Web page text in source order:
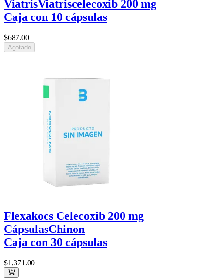
ViatrisViatriscelecoxib 200 mg
Caja con 10 cápsulas
$687.00
Agotado
Flexakocs Celecoxib 200 mg
CápsulasChinon
Caja con 30 cápsulas
$1,371 .00